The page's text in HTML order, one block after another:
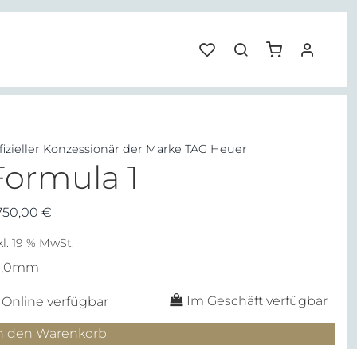
Konzessionär der Marke TAG Heuer
1
€
19 % MwSt.
Online verfügbar
Im Geschäft verfügbar
den Warenkorb